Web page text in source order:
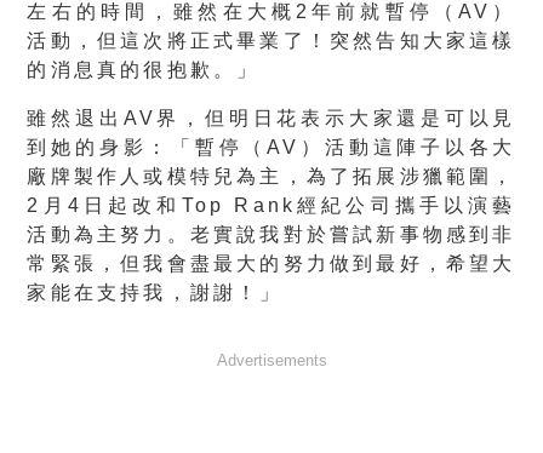
左右的時間，雖然在大概2年前就暫停（AV）
活動，但這次將正式畢業了！突然告知大家這樣
的消息真的很抱歉。」
雖然退出AV界，但明日花表示大家還是可以見
到她的身影：「暫停（AV）活動這陣子以各大
廠牌製作人或模特兒為主，為了拓展涉獵範圍，
2月4日起改和Top Rank經紀公司攜手以演藝
活動為主努力。老實說我對於嘗試新事物感到非
常緊張，但我會盡最大的努力做到最好，希望大
家能在支持我，謝謝！」
Advertisements